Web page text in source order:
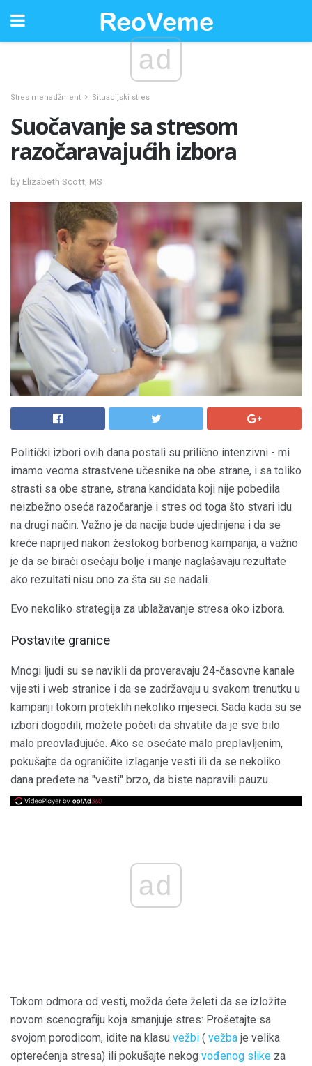
ad
Stres menadžment Situacijski stres
Suočavanje sa stresom
razočaravajućih izbora
by Elizabeth Scott, MS
Politički izbori ovih dana postali su prilično intenzivni - mi
imamo veoma strastvene učesnike na obe strane, i sa toliko
strasti sa obe strane, strana kandidata koji nije pobedila
neizbežno oseća razočaranje i stres od toga što stvari idu
na drugi način. Važno je da nacija bude ujedinjena i da se
kreće naprijed nakon žestokog borbenog kampanja, a važno
je da se birači osećaju bolje i manje naglašavaju rezultate
ako rezultati nisu ono za šta su se nadali.
Evo nekoliko strategija za ublažavanje stresa oko izbora.
Postavite granice
Mnogi ljudi su se navikli da proveravaju 24-časovne kanale
vijesti i web stranice i da se zadržavaju u svakom trenutku u
kampanji tokom proteklih nekoliko mjeseci. Sada kada su se
izbori dogodili, možete početi da shvatite da je sve bilo
malo preovlađujuće. Ako se osećate malo preplavljenim,
pokušajte da ograničite izlaganje vesti ili da se nekoliko
dana pređete na "vesti" brzo, da biste napravili pauzu.
ad
Tokom odmora od vesti, možda ćete želeti da se izložite
novom scenografiju koja smanjuje stres: Prošetajte sa
svojom porodicom, idite na klasu vežbi ( vežba je velika
opterećenja stresa) ili pokušajte nekog vođenog slike za